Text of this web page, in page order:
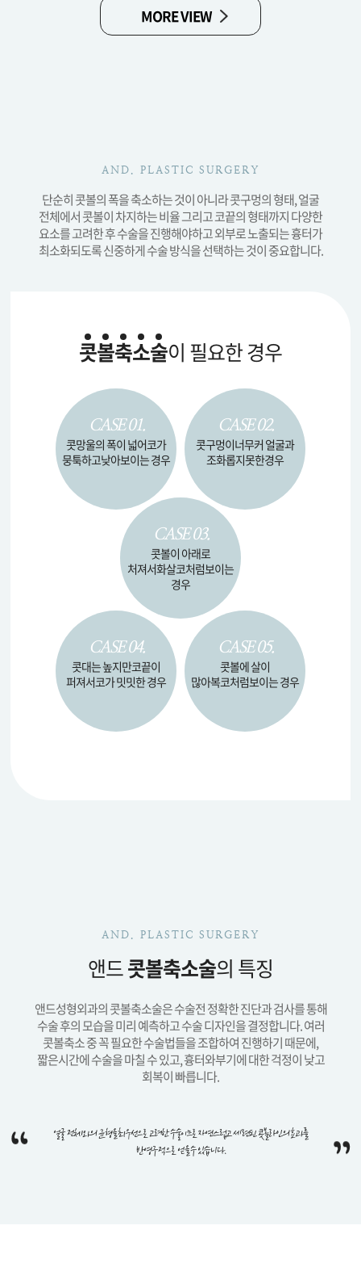
MORE VIEW
AND. PLASTIC SURGERY
단순히 콧볼의 폭을 축소하는 것이 아니라 콧구멍의 형태, 얼굴
전체에서 콧볼이 차지하는 비율그리고 코끝의 형태까지 다양한
요소를 고려한 후 수술을 진행해야하고외부로 노출되는 흉터가
최소화되도록 신중하게 수술 방식을 선택하는 것이 중요합니다.
콧볼축소술이 필요한 경우
CASE 01.
콧망울의 폭이 넓어코가
뭉툭하고낮아보이는 경우
CASE 02.
콧구멍이너무커 얼굴과
조화롭지못한경우
CASE 03.
콧볼이 아래로
처져서화살코처럼보이는
경우
CASE 04.
콧대는 높지만코끝이
퍼져서코가 밋밋한 경우
CASE 05.
콧볼에 살이
많아복코처럼보이는 경우
AND. PLASTIC SURGERY
앤드콧볼축소술의 특징
앤드성형외과의 콧볼축소술은 수술전 정확한 진단과 검사를 통해
수술 후의 모습을 미리 예측하고 수술 디자인을 결정합니다.여러
콧볼축소 중 꼭 필요한 수술법들을 조합하여 진행하기 때문에,
짧은시간에 수술을 마칠 수 있고, 흉터와부기에 대한 걱정이 낮고
회복이 빠릅니다.
얼굴 전체와의 균형을 최우선으로 고려한 수술이므로자연스럽고 세련된 콧볼라인의 효과를
반영구적으로 얻을 수 있습니다.